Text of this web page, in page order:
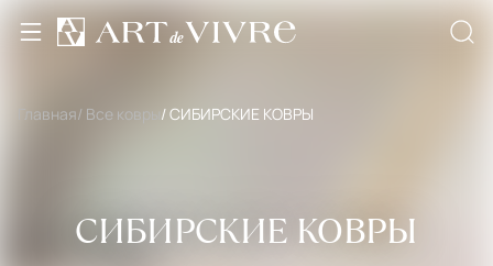
Главная/ Все ковры / СИБИРСКИЕ КОВРЫ
СИБИРСКИЕ КОВРЫ